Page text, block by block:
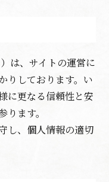
は、サイトの運営に
りしております。い
に更なる信頼性と安
ます。
し、個人情報の適切